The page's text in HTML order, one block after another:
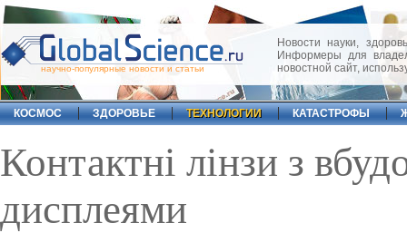
научно-популярные новости и статьи
Новости науки,
Информеры для
новостной сайт,
КОСМОС ЗДОРОВЬЕ ТЕХНОЛОГИИ КАТАСТРОФЫ
Контактні лінзи з
дисплеями